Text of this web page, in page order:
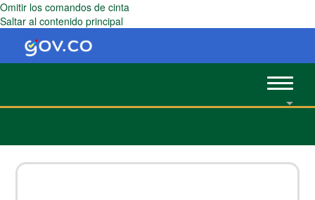
Omitir los comandos de cinta
Saltar al contenido principal
Toggle